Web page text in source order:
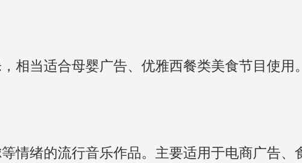
相当适合母婴广告、优雅西餐类美食节目使用。
情绪的流行音乐作品。主要适用于电商广告、